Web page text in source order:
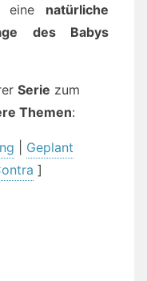
natürliche
des Babys
Serie zum
Themen:
Geplant
]